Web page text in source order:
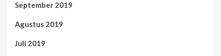
September 2019
Agustus 2019
Juli 2019